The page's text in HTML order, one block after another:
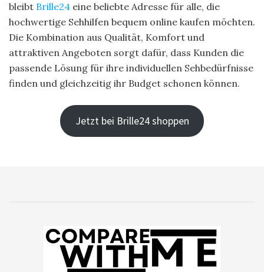
bleibt Brille24 eine beliebte Adresse für alle, die
hochwertige Sehhilfen bequem online kaufen möchten.
Die Kombination aus Qualität, Komfort und
attraktiven Angeboten sorgt dafür, dass Kunden die
passende Lösung für ihre individuellen Sehbedürfnisse
finden und gleichzeitig ihr Budget schonen können.
Jetzt bei Brille24 shoppen